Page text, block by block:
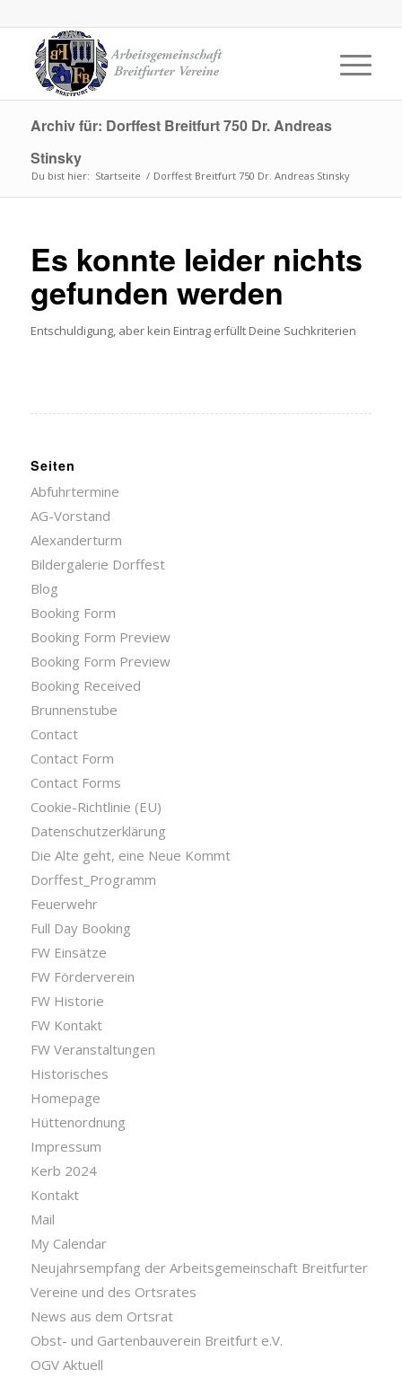
Archiv für: Dorffest Breitfurt 750 Dr. Andreas
Stinsky
Du bist hier: Startseite / Dorffest Breitfurt 750 Dr. Andreas Stinsky
Es konnte leider nichts
gefunden werden
Entschuldigung, aber kein Eintrag erfüllt Deine Suchkriterien
Seiten
Abfuhrtermine
AG-Vorstand
Alexanderturm
Bildergalerie Dorffest
Blog
Booking Form
Booking Form Preview
Booking Form Preview
Booking Received
Brunnenstube
Contact
Contact Form
Contact Forms
Cookie-Richtlinie (EU)
Datenschutzerklärung
Die Alte geht, eine Neue Kommt
Dorffest_Programm
Feuerwehr
Full Day Booking
FW Einsätze
FW Förderverein
FW Historie
FW Kontakt
FW Veranstaltungen
Historisches
Homepage
Hüttenordnung
Impressum
Kerb 2024
Kontakt
Mail
My Calendar
Neujahrsempfang der Arbeitsgemeinschaft Breitfurter
Vereine und des Ortsrates
News aus dem Ortsrat
Obst- und Gartenbauverein Breitfurt e.V.
OGV Aktuell